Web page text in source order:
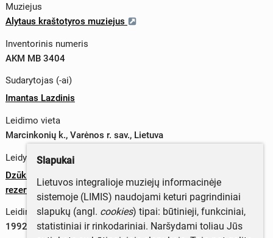
Muziejus
Alytaus kraštotyros muziejus
Inventorinis numeris
AKM MB 3404
Sudarytojas (-ai)
Imantas Lazdinis
Leidimo vieta
Marcinkonių k., Varėnos r. sav., Lietuva
Leidykla
Dzūkijos nacionalinio parko ir Čepkelių valstybinio gamtinio
rezervato direkcija
Leidimo metai
1992 m.
Slapukai
Lietuvos integralioje muziejų informacinėje
sistemoje (LIMIS) naudojami keturi pagrindiniai
slapukų (angl. cookies) tipai: būtinieji, funkciniai,
statistiniai ir rinkodariniai. Naršydami toliau Jūs